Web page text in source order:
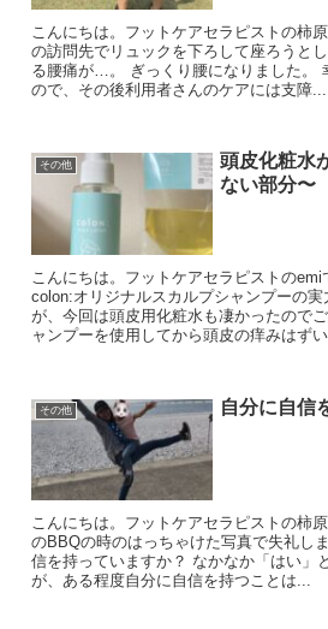
こんにちは。フットケアセラピストの柿
の訪問先でリュックを下ろして座ろうと
る腰痛が…。 ぎっくり腰になりました。
ので、その後利用者さんのケアには支障...
その他
頭皮化粧水
ない部分〜
こんにちは。フットケアセラピストの
colon:オリジナルスカルプシャンプーの
が、今回は頭皮用化粧水も凄かったので
ャンプーを使用してから頭皮の痒みはず
その他 自分に自信
こんにちは。フットケアセラピストの柿
のBBQの時のはっちゃけた写真で失礼し
信を持っていますか？ なかなか「はい」
が、ある程度自分に自信を持つことは...